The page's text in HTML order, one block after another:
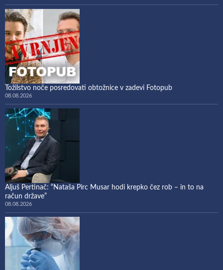
Tožilstvo noče posredovati obtožnice v zadevi Fotopub
08.08.2026
Aljuš Pertinač: “Nataša Pirc Musar hodi krepko čez rob – in to na
račun države”
08.08.2026